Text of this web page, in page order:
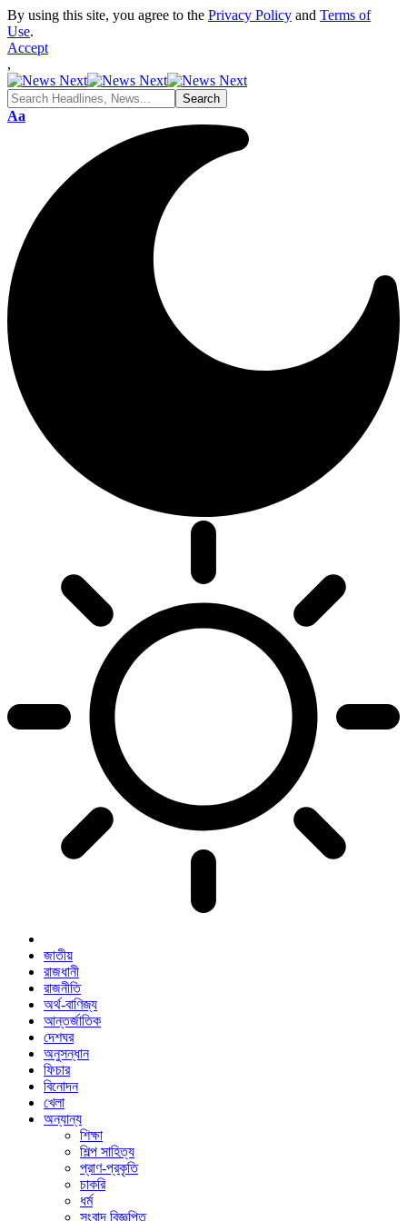
By using this site, you agree to the Privacy Policy and Terms of
Use.
Accept
,
Font
Aa
জাতীয়
রাজধানী
রাজনীতি
অর্থ-বাণিজ্য
আন্তর্জাতিক
দেশঘর
অনুসন্ধান
ফিচার
বিনোদন
খেলা
অন্যান্য
শিক্ষা
শিল্প সাহিত্য
প্রাণ-প্রকৃতি
চাকরি
ধর্ম
সংবাদ বিজ্ঞপ্তি